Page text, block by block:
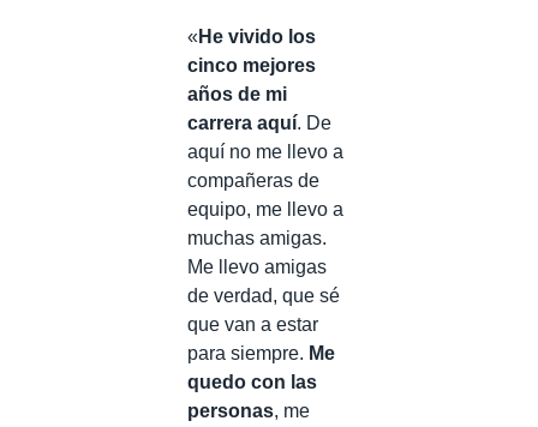
« He vivido los
cinco mejores
años de mi
carrera aquí. De
aquí no me llevo a
compañeras de
equipo, me llevo a
muchas amigas.
Me llevo amigas
de verdad, que sé
que van a estar
para siempre. Me
quedo con las
personas, me